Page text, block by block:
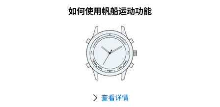
如何使用帆船运动功能
查看详情